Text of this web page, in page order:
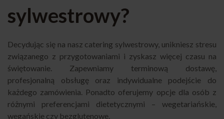
sylwestrowy?
Decydując się na nasz catering sylwestrowy, unikniesz stresu
związanego z przygotowaniami i zyskasz więcej czasu na
świętowanie. Zapewniamy terminową dostawę,
profesjonalną obsługę oraz indywidualne podejście do
każdego zamówienia. Ponadto oferujemy opcje dla osób z
różnymi preferencjami dietetycznymi – wegetariańskie,
wegańskie czy bezglutenowe.